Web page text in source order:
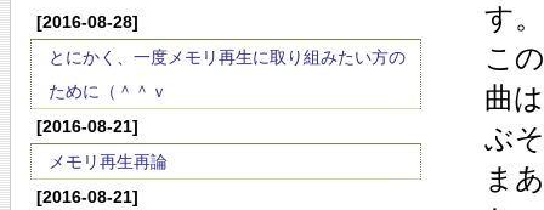
[2016-08-28]
とにかく、一度メモリ再生に取り組みたい方の
ために（＾＾ｖ
[2016-08-21]
メモリ再生再論
[2016-08-21]
す。
こ
曲
ぶ
ま